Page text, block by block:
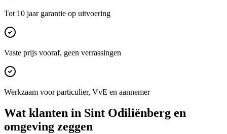
Tot 10 jaar garantie op uitvoering
Vaste prijs vooraf, geen verrassingen
Werkzaam voor particulier, VvE en aannemer
Wat klanten in Sint Odiliënberg en
omgeving zeggen